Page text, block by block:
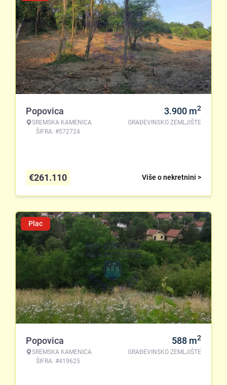
Popovica
SREMSKA KAMENICA
ŠIFRA: #572724
3.900 m2
GRAĐEVINSKO ZEMLJIŠTE
Više o nekretnini >
€261.110
Plac
Popovica
SREMSKA KAMENICA
ŠIFRA: #419625
588 m2
GRAĐEVINSKO ZEMLJIŠTE